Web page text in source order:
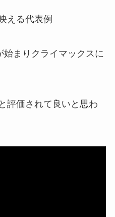
える代表例
始まりクライマックスに
評価されて良いと思わ